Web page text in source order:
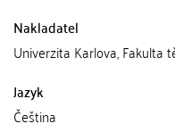
Nakladatel
Univerzita Karlova, Fakulta
Jazyk
Čeština